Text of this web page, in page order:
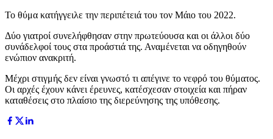
Το θύμα κατήγγειλε την περιπέτειά του τον Μάιο του 2022.
Δύο γιατροί συνελήφθησαν στην πρωτεύουσα και οι άλλοι δύο
συνάδελφοί τους στα προάστιά της. Αναμένεται να οδηγηθούν
ενώπιον ανακριτή.
Μέχρι στιγμής δεν είναι γνωστό τι απέγινε το νεφρό του θύματος.
Οι αρχές έχουν κάνει έρευνες, κατέσχεσαν στοιχεία και πήραν
καταθέσεις στο πλαίσιο της διερεύνησης της υπόθεσης.